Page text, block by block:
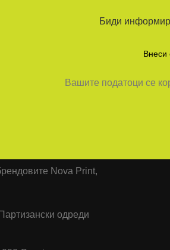
Биди
Вашите податоци се
Nova Print,
одреди